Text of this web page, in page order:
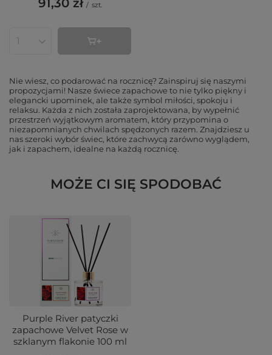
91,30 zł / szt.
Ilość produktów
Nie wiesz, co podarować na rocznicę? Zainspiruj się naszymi
propozycjami! Nasze świece zapachowe to nie tylko piękny i
elegancki upominek, ale także symbol miłości, spokoju i
relaksu. Każda z nich została zaprojektowana, by wypełnić
przestrzeń wyjątkowym aromatem, który przypomina o
niezapomnianych chwilach spędzonych razem. Znajdziesz u
nas szeroki wybór świec, które zachwycą zarówno wyglądem,
jak i zapachem, idealne na każdą rocznicę.
MOŻE CI SIĘ SPODOBAĆ
Purple River patyczki
zapachowe Velvet Rose w
szklanym flakonie 100 ml